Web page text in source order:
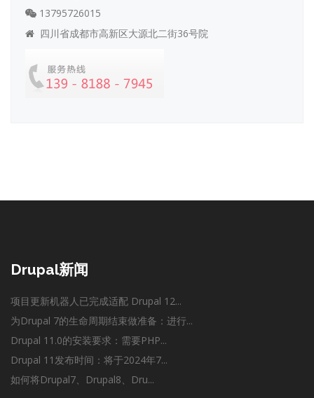
13795726015
四川省成都市高新区大源北二街36号院
Drupal新闻
项目更新机器人已完成适配 Drupal 12...
为Drupal 7的生命周期结束做准备：进行...
Drupal 11.0的安装要求：需要PHP...
Drupal 11发布时间：将于2024年7...
如何将Drupal7、Drupal8、Dru...